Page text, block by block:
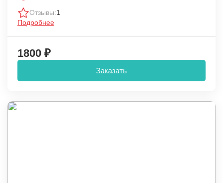
Отзывы:1
Подробнее
1800 ₽
Заказать